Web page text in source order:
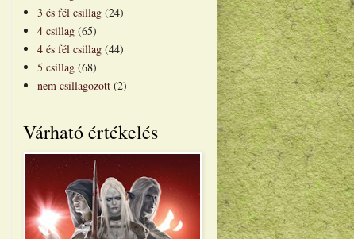
3 és fél csillag (24)
4 csillag (65)
4 és fél csillag (44)
5 csillag (68)
nem csillagozott (2)
Várható értékelés